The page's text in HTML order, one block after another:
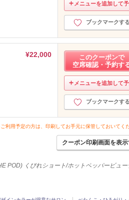
メニューを追加して
ブックマークする
¥22,000
このクーポンで
空席確認・予約す
メニューを追加して
ブックマークする
利用予定の方は、印刷してお手元に保管しておいてくだ
クーポン印刷画面を表示
POD) くびれショート/ホットペッパービュー